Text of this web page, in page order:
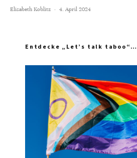
Elisabeth Koblitz · 4. April 2024
Entdecke „Let’s talk taboo“…